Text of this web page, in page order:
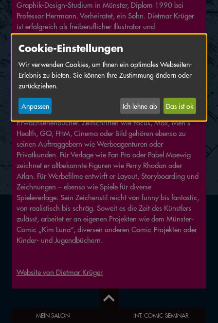
Graphik-Design-Studium in Münster, Diplom 1990 bei
Professor Herrmann. Verheiratet, ein Sohn. Dietmar Krüger
ist erfolgreich als freiberuflicher Illustrator und
Comiczeichner/Autor tätig. Von 2007 bis 2009 erschien
monatlich ein zweiseitiger Comic-Strip im MOVER-
Der Fluch des Wiedertäufers“. 2016 erschien eine 13-seitige
Comicgeschichte in „Perry - Unser Mann im All“. Sonst
erstellt er vor allem Illustrationen für Buchverlage wie
Ravensburger, Bastei, Schneider, Breitschopf-Verlag (Wien)
oder G&G (Wien) für Kinder-, Jugend- und
Erwachsenenbücher. Zeitschriften wie Focus, Max, Men's
Health, GQ, FHM, Cinema oder Bild gehören ebenso zu
seinen Auftraggebern wie Werbeagenturen oder
Privatkunden. Für Verlage wie Fan Pro oder Pabel Moewig
zeichnet er altbekannte Figuren wie Perry Rhodan oder
Atlan. Für Werbefilme entwirft er Layout, Storyboarding und
Zeichnungen – ebenso wie Spiele für diverse
Spieleverlage. Sein Zeichenstil reicht von funny bis fantastic,
von realistisch bis schräg. Soweit es die Zeit des Künstlers
zulässt, arbeitet er an eigenen Projekten wie dem Münster-
Comic „Kim Luna“, diversen anderen Comic-Projekten oder
Kinder- und Jugendbüchern.
Website von Dietmar Krüger
MEIN SALON INT. COMIC-SEMINAR
Cookie-Einstellungen
Wir verwenden Cookies, um Ihnen ein optimales Webseiten-
Erlebnis zu bieten. Sie können Ihre Zustimmung ändern oder
zurückziehen.
Anpassen Ich lehne ab Das ist ok